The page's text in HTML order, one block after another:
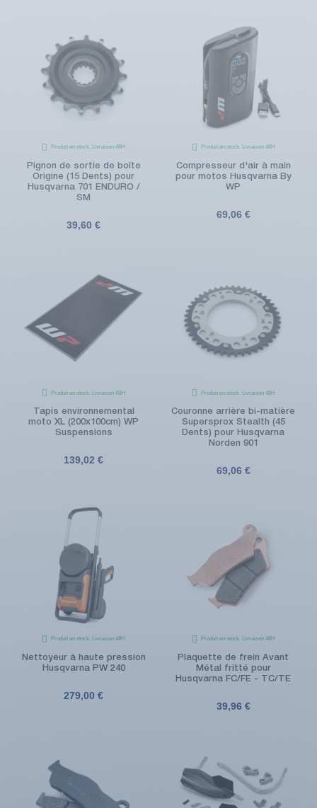
Produit en stock. Livraison 48H
Pignon de sortie de boîte
Origine (15 Dents) pour
Husqvarna 701 ENDURO /
SM
39,60 €
Produit en stock. Livraison 48H
Compresseur d'air à main
pour motos Husqvarna By
WP
69,06 €
Produit en stock. Livraison 48H
Tapis environnemental
moto XL (200x100cm) WP
Suspensions
139,02 €
Produit en stock. Livraison 48H
Couronne arrière bi-matière
Supersprox Stealth (45
Dents) pour Husqvarna
Norden 901
69,06 €
Produit en stock. Livraison 48H
Nettoyeur à haute pression
Husqvarna PW 240
279,00 €
Produit en stock. Livraison 48H
Plaquette de frein Avant
Métal fritté pour
Husqvarna FC/FE - TC/TE
39,96 €